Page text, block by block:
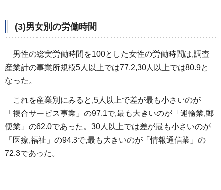
(3)男女別の労働時間
男性の総実労働時間を100とした女性の労働時間は,調査
産業計の事業所規模5人以上では77.2,30人以上では80.9と
なった。
これを産業別にみると,5人以上で差が最も小さいのが
「複合サービス事業」の97.1で,最も大きいのが「運輸業,郵
便業」の62.0であった。30人以上では差が最も小さいのが
「医療,福祉」の94.3で,最も大きいのが「情報通信業」の
72.3であった。